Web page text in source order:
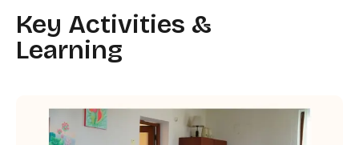
Key Activities &
Learning